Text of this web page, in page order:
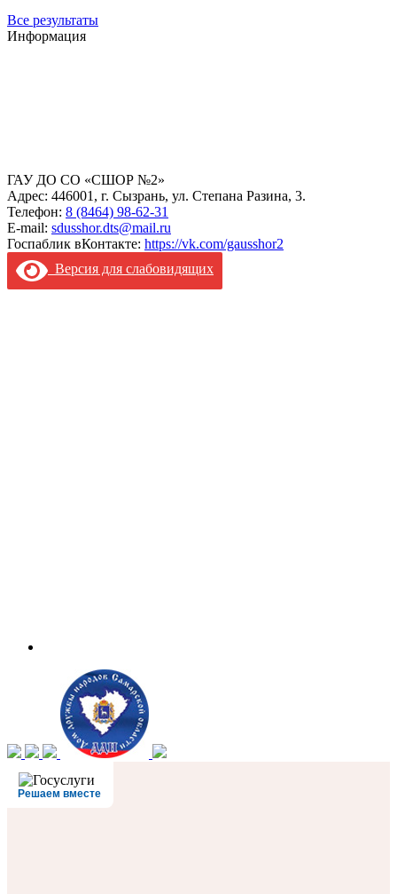
Все результаты
Информация
ГАУ ДО СО «СШОР №2»
Адрес: 446001, г. Сызрань, ул. Степана Разина, 3.
Телефон: 8 (8464) 98-62-31
E-mail: sdusshor.dts@mail.ru
Госпаблик вКонтакте: https://vk.com/gausshor2
Версия для слабовидящих
Решаем вместе